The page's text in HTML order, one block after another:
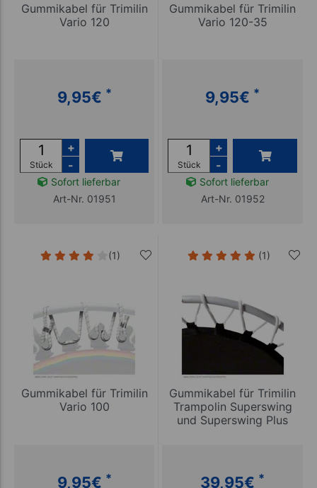
Gummikabel für Trimilin
Vario 120
9,95€ *
Stück
+
-
Sofort lieferbar
Art-Nr. 01951
Gummikabel für Trimilin
Vario 120-35
9,95€ *
Stück
+
-
Sofort lieferbar
Art-Nr. 01952
(1)
Gummikabel für Trimilin
Vario 100
9,95€ *
(1)
Gummikabel für Trimilin
Trampolin Superswing
und Superswing Plus
39,95€ *